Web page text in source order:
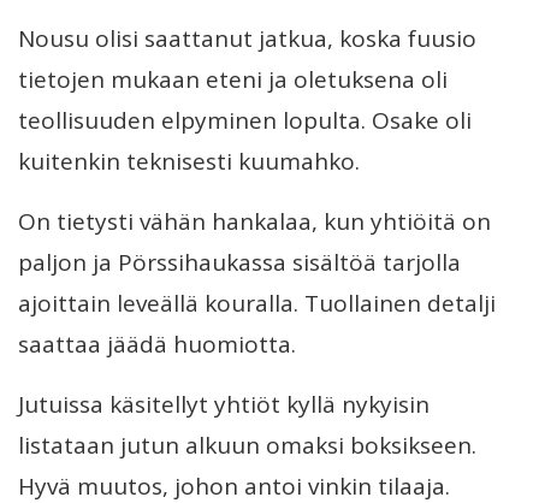
Nousu olisi saattanut jatkua, koska fuusio
tietojen mukaan eteni ja oletuksena oli
teollisuuden elpyminen lopulta. Osake oli
kuitenkin teknisesti kuumahko.
On tietysti vähän hankalaa, kun yhtiöitä on
paljon ja Pörssihaukassa sisältöä tarjolla
ajoittain leveällä kouralla. Tuollainen detalji
saattaa jäädä huomiotta.
Jutuissa käsitellyt yhtiöt kyllä nykyisin
listataan jutun alkuun omaksi boksikseen.
Hyvä muutos, johon antoi vinkin tilaaja.